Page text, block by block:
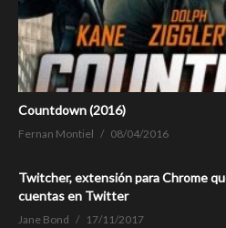
Countdown (2016)
Fernan Montiel 08/04/2016
Twitcher, extensión para Chrome
cuentas en Twitter
Jane Bond 17/11/2017